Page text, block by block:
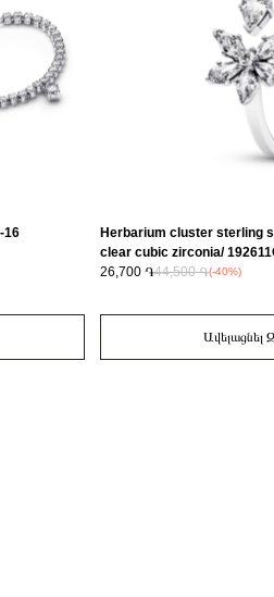
16
Herbarium cluster sterling
clear cubic zirconia/
26,700 ֏44,500 ֏(-40%)
Ավելացնել